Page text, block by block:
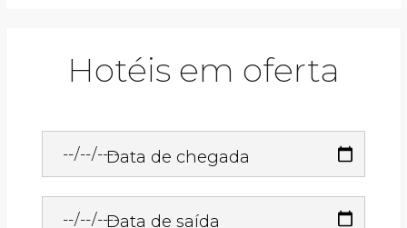
Hotéis em oferta
Data de chegada
Data de saída